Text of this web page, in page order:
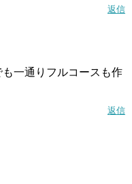
返信
一通りフルコースも作
返信